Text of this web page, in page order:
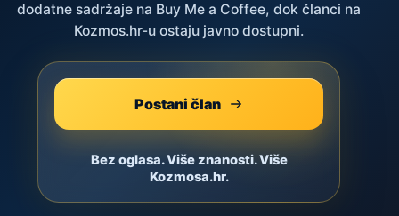
dodatne sadržaje na Buy Me a Coffee, dok članci na
Kozmos.hr-u ostaju javno dostupni.
Postani član
Bez oglasa. Više znanosti. Više
Kozmosa.hr.